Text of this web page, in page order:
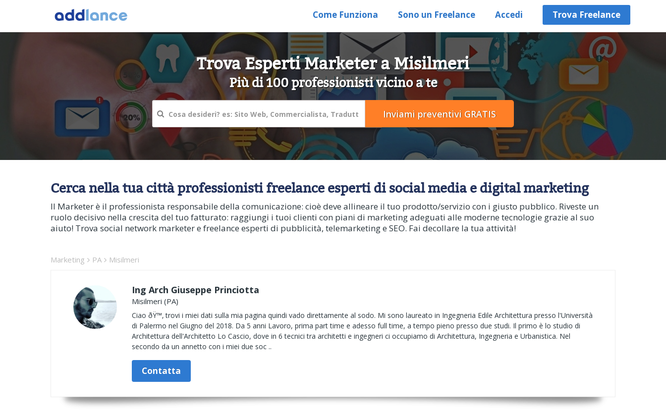
Come Funziona Sono un Freelance Accedi Trova Freelance
Trova Esperti Marketer a Misilmeri
Più di 100 professionisti vicino a te
Cerca nella tua città professionisti freelance esperti di social media e digital marketing
Il Marketer è il professionista responsabile della comunicazione: cioè deve allineare il tuo prodotto/servizio con i giusto pubblico. Riveste un
ruolo decisivo nella crescita del tuo fatturato: raggiungi i tuoi clienti con piani di marketing adeguati alle moderne tecnologie grazie al suo
aiuto! Trova social network marketer e freelance esperti di pubblicità, telemarketing e SEO. Fai decollare la tua attività!
Marketing PA Misilmeri
Ing Arch Giuseppe Princiotta
Misilmeri (PA)
Ciao ðŸ™‚ trovi i miei dati sulla mia pagina quindi vado direttamente al sodo. Mi sono laureato in Ingegneria Edile Architettura presso l'Università
di Palermo nel Giugno del 2018. Da 5 anni Lavoro, prima part time e adesso full time, a tempo pieno presso due studi. Il primo è lo studio di
Architettura dell'Architetto Lo Cascio, dove in 6 tecnici tra architetti e ingegneri ci occupiamo di Architettura, Ingegneria e Urbanistica. Nel
secondo da un annetto con i miei due soc ..
Contatta